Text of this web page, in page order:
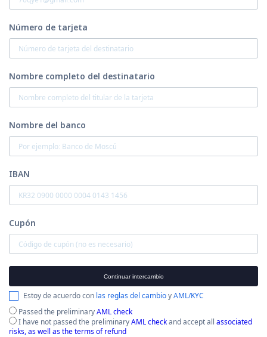
Número de tarjeta
Nombre completo del destinatario
Nombre del banco
IBAN
Cupón
Continuar intercambio
Estoy de acuerdo con las reglas del cambioyAML/KYC
Passed the preliminaryAML check
I have not passed the preliminaryAML checkand accept all associated
risks, as well as the terms of refund